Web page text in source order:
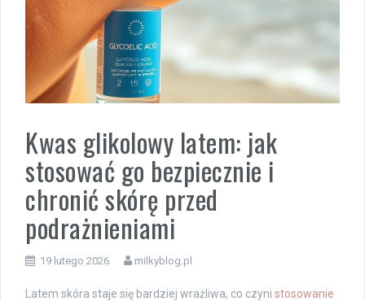
Kwas glikolowy latem: jak
stosować go bezpiecznie i
chronić skórę przed
podrażnieniami
19 lutego 2026 milkyblog.pl
Latem skóra staje się bardziej wrażliwa, co czyni stosowanie